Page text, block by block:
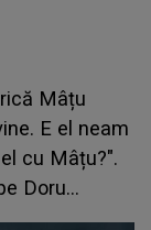
Mâțu
E el neam
cu Mâțu?".
Doru